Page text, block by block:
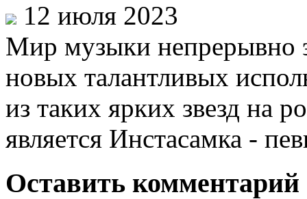
12 июля 2023
Мир музыки непрерывно
новых талантливых
из таких ярких звезд на
является Инстасамка -
Оставить комментарий